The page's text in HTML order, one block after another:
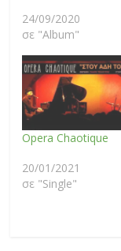
24/09/2020
σε "Album"
Opera Chaotique
20/01/2021
σε "Single"